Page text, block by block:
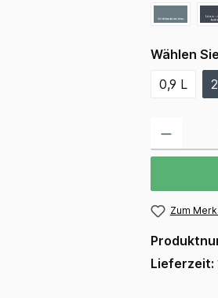
Wählen
0,9 L
Zum
Lieferzeit: